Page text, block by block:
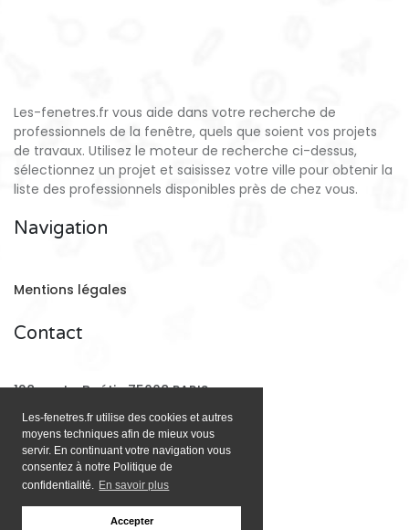
Les-fenetres.fr utilise des cookies et autres
moyens techniques afin de mieux vous
servir. En continuant votre navigation vous
consentez à notre Politique de
confidentialité. En savoir plus
Accepter
Les-fenetres.fr vous aide dans votre recherche de
professionnels de la fenêtre, quels que soient vos projets
de travaux. Utilisez le moteur de recherche ci-dessus,
sélectionnez un projet et saisissez votre ville pour obtenir la
liste des professionnels disponibles près de chez vous.
Navigation
Mentions légales
Contact
128 rue La Boétie 75008 PARIS
Email: contact@les-fenetres.fr